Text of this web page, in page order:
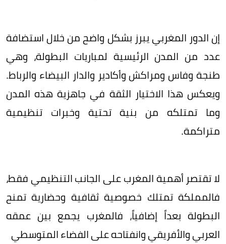
إن الدور المغربي يبرز بشكل واضح من خلال استضافة
عدد من المدن الرئيسية لمباريات البطولة، وهي
طنجة وفاس ومراكش وأكادير والدار البيضاء والرباط.
ويعكس هذا الاختيار الثقة في جاهزية هذه المدن
وما تمتلكه من بنية تحتية وخبرات تنظيمية
متراكمة.
لا تقتصر أهمية المغرب على الجانب التنظيمي فقط،
فالمملكة تمتلك خصوصية ثقافية وحضارية تمنح
البطولة بعداً إضافياً، فالمغرب يجمع بين عمقه
العربي والأفريقي وانفتاحه على الفضاء المتوسطي